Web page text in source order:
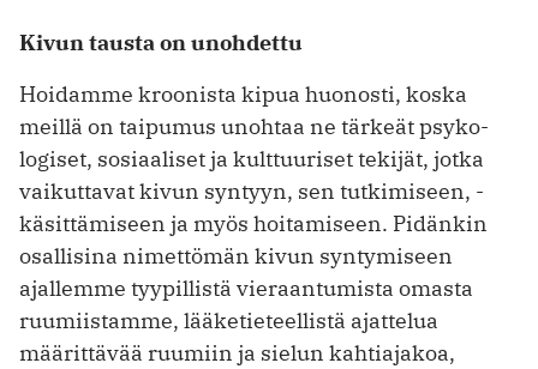
Kivun tausta on unohdettu
Hoidamme kroonista kipua huonosti, koska
meillä on taipumus unohtaa ne tärkeät psyko­
logiset, sosiaaliset ja kulttuuriset tekijät, jotka
vaikuttavat kivun syntyyn, sen tutkimiseen, ­
käsittämiseen ja myös hoitamiseen. Pidänkin
osallisina nimettömän kivun syntymiseen
ajallemme tyypillistä vieraantumista omasta
ruumiistamme, lääketieteellistä ajattelua
määrit­tävää ruumiin ja sielun kahtiajakoa,